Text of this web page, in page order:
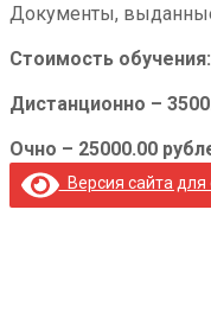
Документы,
Стоимость обучения:
Дистанционно –
Очно – 25000.00
Версия сайта для